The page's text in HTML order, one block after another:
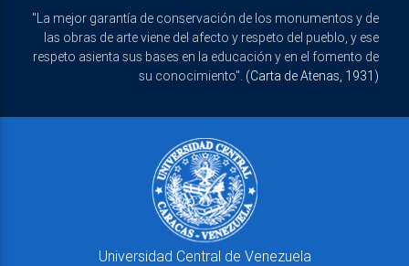
"La mejor garantía de conservación de los monumentos y de
las obras de arte viene del afecto y respeto del pueblo, y ese
respeto asienta sus bases en la educación y en el fomento de
su conocimiento". (Carta de Atenas, 1931)
Universidad Central de Venezuela